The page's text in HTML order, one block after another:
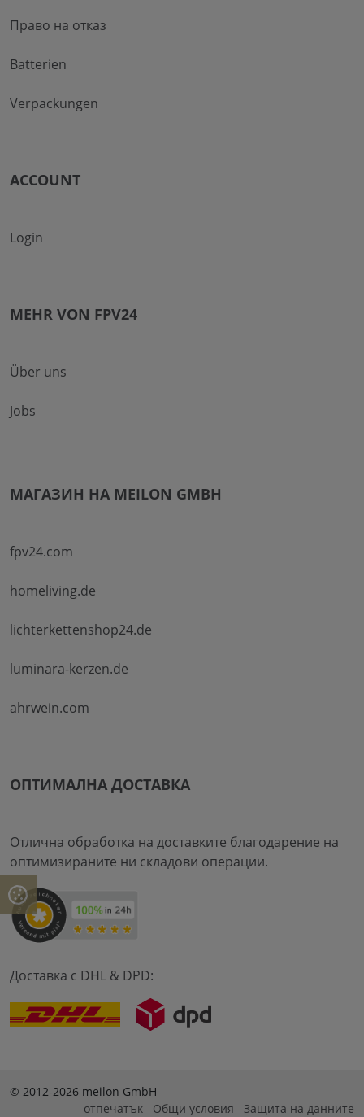
Право на отказ
Batterien
Verpackungen
ACCOUNT
Login
MEHR VON FPV24
Über uns
Jobs
МАГАЗИН НА MEILON GMBH
fpv24.com
homeliving.de
lichterkettenshop24.de
luminara-kerzen.de
ahrwein.com
ОПТИМАЛНА ДОСТАВКА
Отлична обработка на доставките благодарение на
оптимизираните ни складови операции.
Доставка с DHL & DPD:
© 2012-2026 meilon GmbH
отпечатък
Общи условия Защита на данните